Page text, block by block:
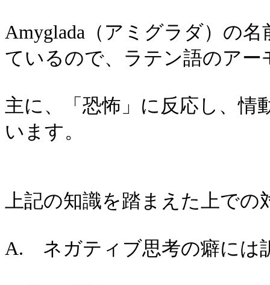
Amyglada（アミグラダ）の
ているので、ラテン語のア
主に、「恐怖」に反応し、情
います。
上記の知識を踏まえた上での
A. ネガティブ思考の癖には